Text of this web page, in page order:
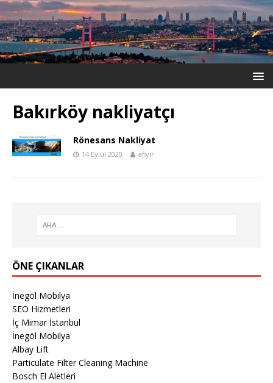
Bakırköy nakliyatçı
Rönesans Nakliyat
14 Eylül 2020 afiyir
ÖNE ÇIKANLAR
İnegöl Mobilya
SEO Hizmetleri
İç Mimar İstanbul
İnegöl Mobilya
Albay Lift
Particulate Filter Cleaning Machine
Bosch El Aletleri